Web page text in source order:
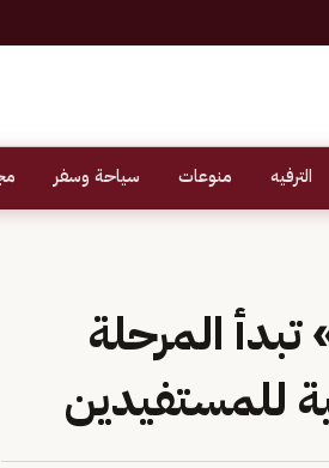
الترفيه منوعات سياحة وسفر
المرحلة
للمستفيدين